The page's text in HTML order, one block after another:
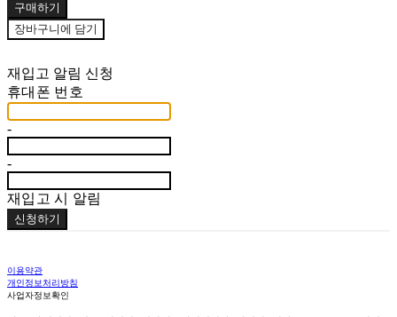
구매하기
장바구니에 담기
재입고 알림 신청
휴대폰 번호
-
-
재입고 시 알림
신청하기
이용약관
개인정보처리방침
사업자정보확인